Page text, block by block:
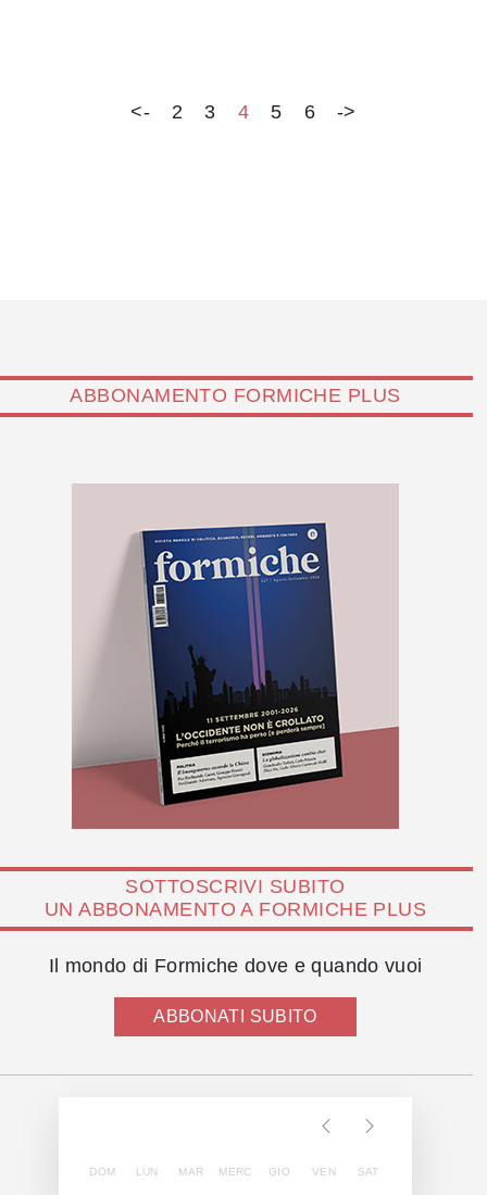
<- 2 3 4 5 6 ->
ABBONAMENTO FORMICHE PLUS
SOTTOSCRIVI SUBITO
UN ABBONAMENTO A FORMICHE PLUS
Il mondo di Formiche dove e quando vuoi
ABBONATI SUBITO
DOM LUN MAR MERC GIO VEN SAT